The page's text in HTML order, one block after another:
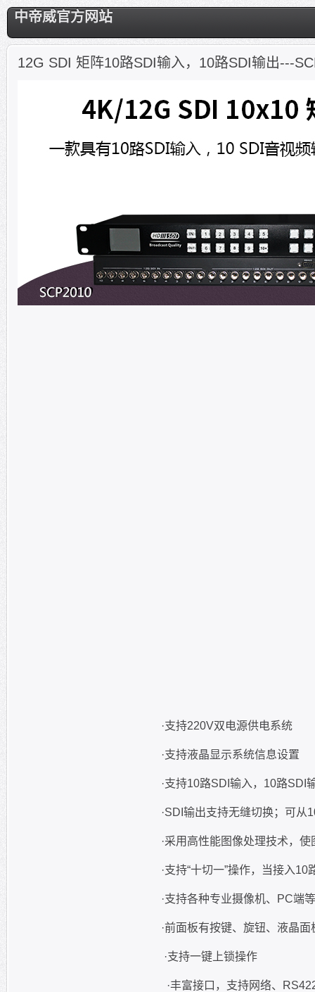
中帝威官方网站
12G SDI 矩阵10路SDI输入，10路SDI输出---
·支持220V双电源供电系统
·支持液晶显示系统信息设置
·支持10路SDI输入，10路SDI输出（一对
·SDI输出支持无缝切换；可从10路任切1
·采用高性能图像处理技术，使图像信号长距
·支持“十切一”操作，当接入10路SDI信号时
·支持各种专业摄像机、PC端等多种设备
·前面板有按键、旋钮、液晶面板，方便
·支持一键上锁操作
·丰富接口，支持网络、RS422串口/USB多